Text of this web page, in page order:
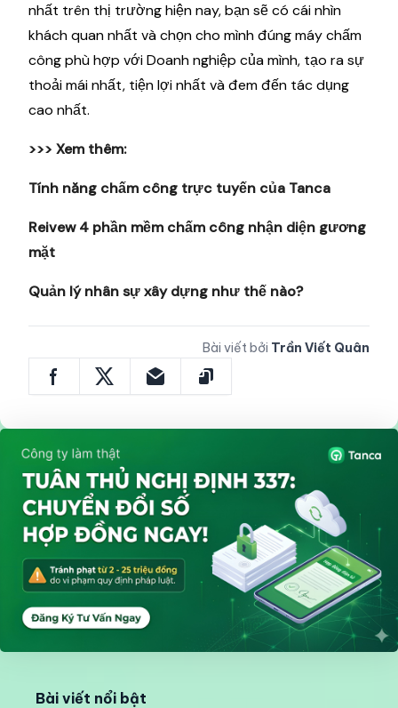
nhất trên thị trường hiện nay, bạn sẽ có cái nhìn
khách quan nhất và chọn cho mình đúng máy chấm
công phù hợp với Doanh nghiệp của mình, tạo ra sự
thoải mái nhất, tiện lợi nhất và đem đến tác dụng
cao nhất.
>>> Xem thêm:
Tính năng chấm công trực tuyến của Tanca
Reivew 4 phần mềm chấm công nhận diện gương
mặt
Quản lý nhân sự xây dựng như thế nào?
Bài viết bởi Trần Viết Quân
Bài viết nổi bật